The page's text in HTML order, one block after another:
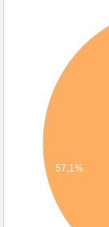
57,1%